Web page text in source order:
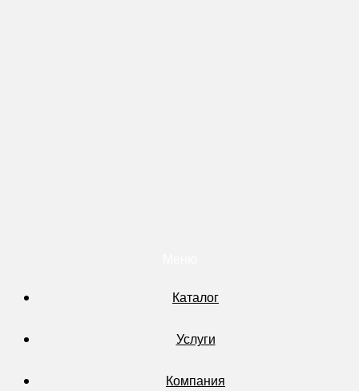
Каталог
Услуги
Компания